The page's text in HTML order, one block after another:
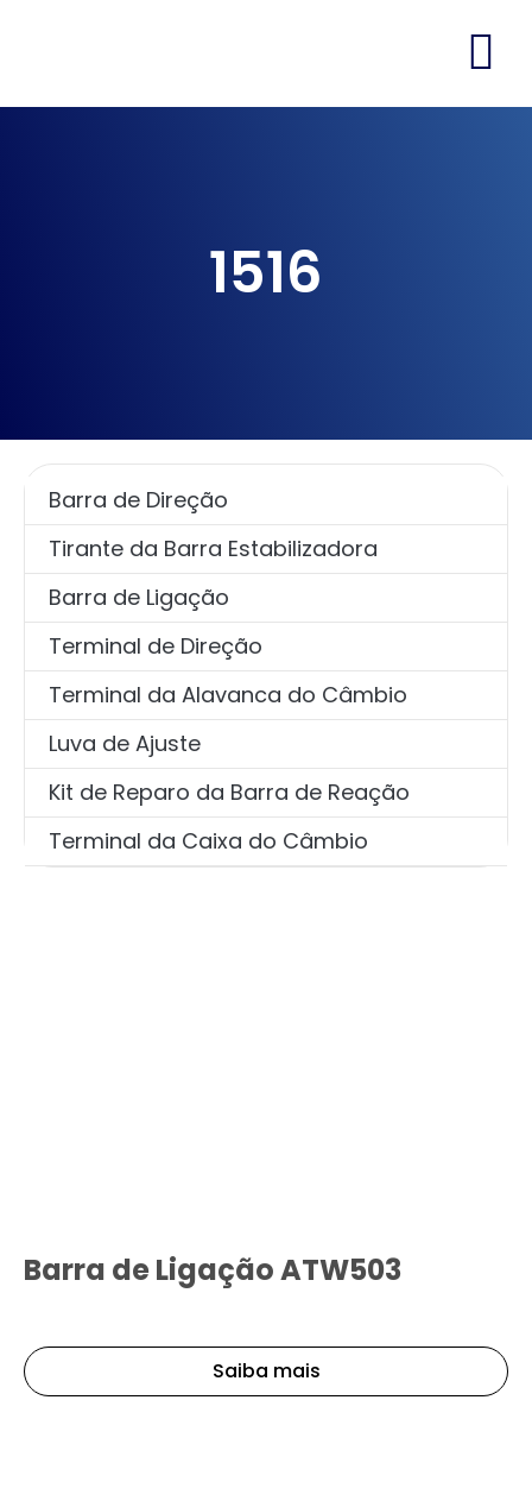
1516
Barra de Direção
Tirante da Barra Estabilizadora
Barra de Ligação
Terminal de Direção
Terminal da Alavanca do Câmbio
Luva de Ajuste
Kit de Reparo da Barra de Reação
Terminal da Caixa do Câmbio
Barra de Ligação ATW503
Saiba mais